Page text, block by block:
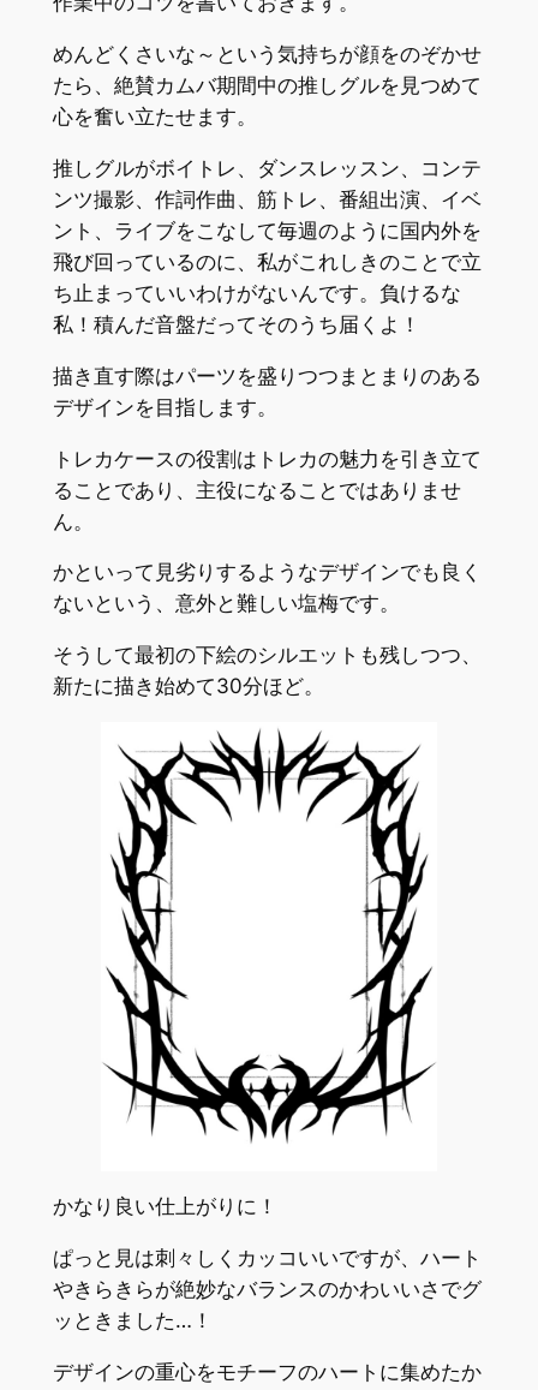
めんどくさいな～という気持ちが顔をのぞかせ
たら、絶賛カムバ期間中の推しグルを見つめて
心を奮い立たせます。
推しグルがボイトレ、ダンスレッスン、コンテ
ンツ撮影、作詞作曲、筋トレ、番組出演、イベ
ント、ライブをこなして毎週のように国内外を
飛び回っているのに、私がこれしきのことで立
ち止まっていいわけがないんです。負けるな
私！積んだ音盤だってそのうち届くよ！
描き直す際はパーツを盛りつつまとまりのある
デザインを目指します。
トレカケースの役割はトレカの魅力を引き立て
ることであり、主役になることではありませ
ん。
かといって見劣りするようなデザインでも良く
ないという、意外と難しい塩梅です。
そうして最初の下絵のシルエットも残しつつ、
新たに描き始めて30分ほど。
かなり良い仕上がりに！
ぱっと見は刺々しくカッコいいですが、ハート
やきらきらが絶妙なバランスのかわいいさでグ
ッときました…！
デザインの重心をモチーフのハートに集めたか